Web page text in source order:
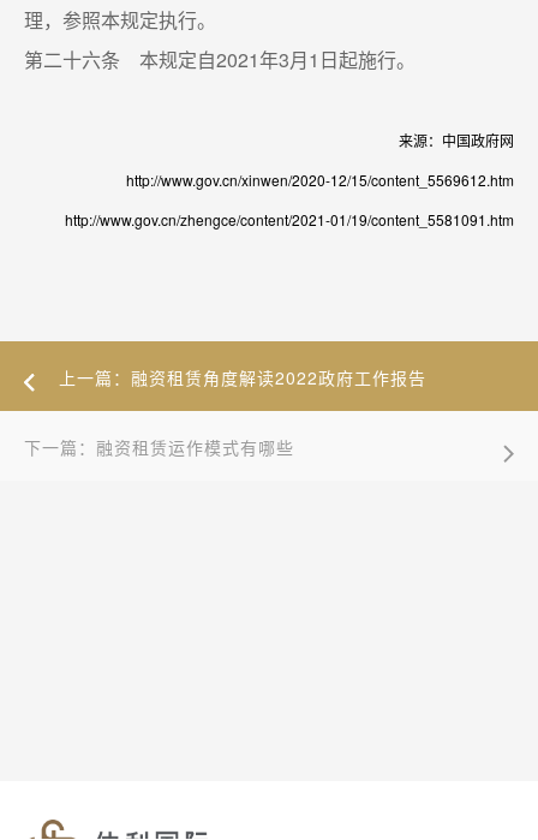
理，参照本规定执行。
第二十六条 本规定自2021年3月1日起施行。
来源：中国政府网
http://www.gov.cn/xinwen/2020-12/15/content_5569612.htm
http://www.gov.cn/zhengce/content/2021-01/19/content_5581091.htm
上一篇：融资租赁角度解读2022政府工作报告
下一篇：融资租赁运作模式有哪些